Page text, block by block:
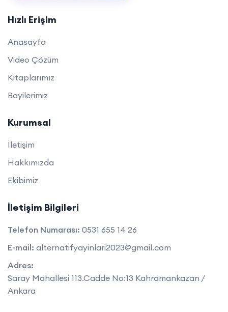
Hızlı Erişim
Anasayfa
Video Çözüm
Kitaplarımız
Bayilerimiz
Kurumsal
İletişim
Hakkımızda
Ekibimiz
İletişim Bilgileri
Telefon Numarası: 0531 655 14 26
E-mail: alternatifyayinlari2023@gmail.com
Adres:
Saray Mahallesi 113.Cadde No:13 Kahramankazan /
Ankara